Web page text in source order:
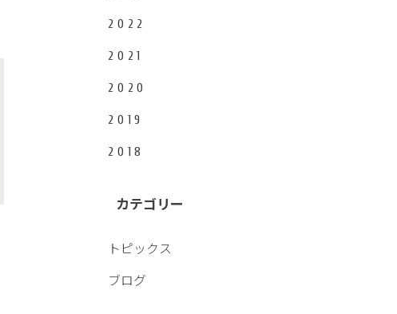
2022
2021
2020
2019
2018
カテゴリー
トピックス
ブログ